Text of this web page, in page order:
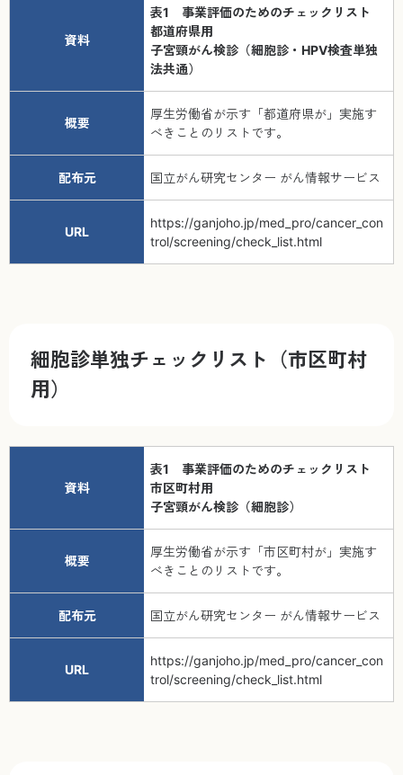
資料
表1 事業評価のためのチェックリスト
都道府県用
子宮頸がん検診（細胞診・HPV検査単独
法共通）
概要
厚生労働省が示す「都道府県が」実施す
べきことのリストです。
配布元 国立がん研究センター がん情報サービス
URL
https://ganjoho.jp/med_pro/cancer_con
trol/screening/check_list.html
細胞診単独チェックリスト（市区町村
用）
資料
表1 事業評価のためのチェックリスト
市区町村用
子宮頸がん検診（細胞診）
概要
厚生労働省が示す「市区町村が」実施す
べきことのリストです。
配布元 国立がん研究センター がん情報サービス
URL
https://ganjoho.jp/med_pro/cancer_con
trol/screening/check_list.html